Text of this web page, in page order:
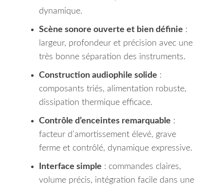
dynamique.
Scène sonore ouverte et bien définie :
largeur, profondeur et précision avec une
très bonne séparation des instruments.
Construction audiophile solide :
composants triés, alimentation robuste,
dissipation thermique efficace.
Contrôle d’enceintes remarquable :
facteur d’amortissement élevé, grave
ferme et contrôlé, dynamique expressive.
Interface simple : commandes claires,
volume précis, intégration facile dans une